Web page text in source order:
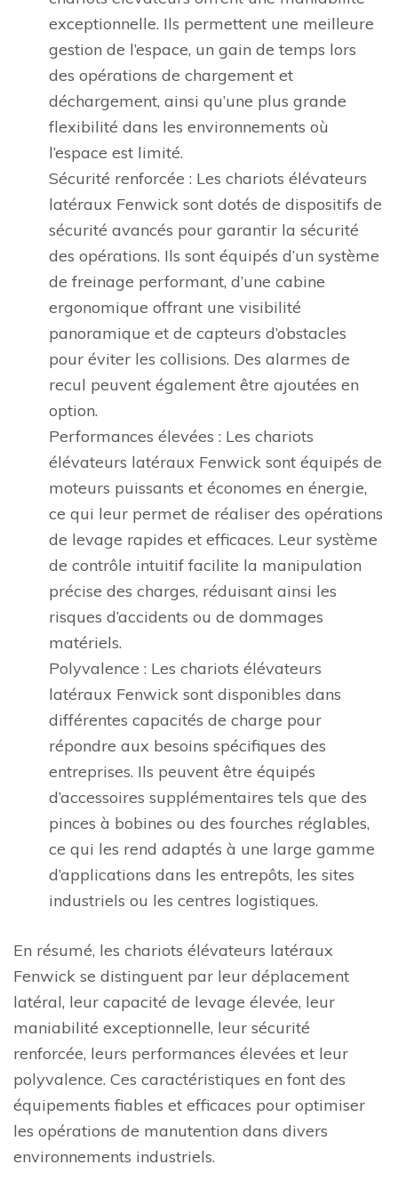
exceptionnelle. Ils permettent une meilleure
gestion de l’espace, un gain de temps lors
des opérations de chargement et
déchargement, ainsi qu’une plus grande
flexibilité dans les environnements où
l’espace est limité.
Sécurité renforcée : Les chariots élévateurs
latéraux Fenwick sont dotés de dispositifs de
sécurité avancés pour garantir la sécurité
des opérations. Ils sont équipés d’un système
de freinage performant, d’une cabine
ergonomique offrant une visibilité
panoramique et de capteurs d’obstacles
pour éviter les collisions. Des alarmes de
recul peuvent également être ajoutées en
option.
Performances élevées : Les chariots
élévateurs latéraux Fenwick sont équipés de
moteurs puissants et économes en énergie,
ce qui leur permet de réaliser des opérations
de levage rapides et efficaces. Leur système
de contrôle intuitif facilite la manipulation
précise des charges, réduisant ainsi les
risques d’accidents ou de dommages
matériels.
Polyvalence : Les chariots élévateurs
latéraux Fenwick sont disponibles dans
différentes capacités de charge pour
répondre aux besoins spécifiques des
entreprises. Ils peuvent être équipés
d’accessoires supplémentaires tels que des
pinces à bobines ou des fourches réglables,
ce qui les rend adaptés à une large gamme
d’applications dans les entrepôts, les sites
industriels ou les centres logistiques.
En résumé, les chariots élévateurs latéraux
Fenwick se distinguent par leur déplacement
latéral, leur capacité de levage élevée, leur
maniabilité exceptionnelle, leur sécurité
renforcée, leurs performances élevées et leur
polyvalence. Ces caractéristiques en font des
équipements fiables et efficaces pour optimiser
les opérations de manutention dans divers
environnements industriels.